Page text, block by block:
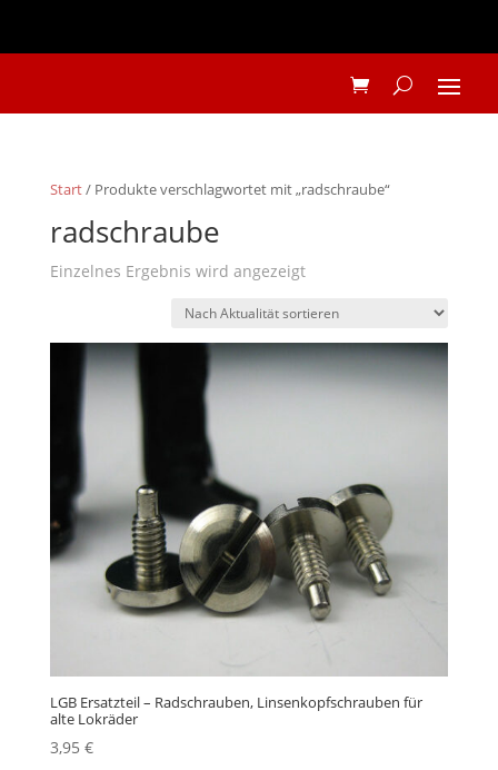
Start/ Produkte verschlagwortet mit „radschraube“
radschraube
Einzelnes Ergebnis wird angezeigt
LGB Ersatzteil – Radschrauben, Linsenkopfschrauben für
alte Lokräder
3,95 €